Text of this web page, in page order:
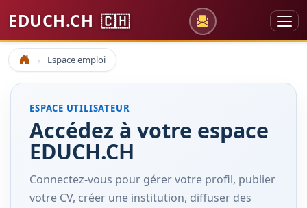
EDUCH.CH 🇨🇭
Accueil Espace emploi
ESPACE UTILISATEUR
Accédez à votre espace
EDUCH.CH
Connectez-vous pour gérer votre profil, publier
votre CV, créer une institution, diffuser des